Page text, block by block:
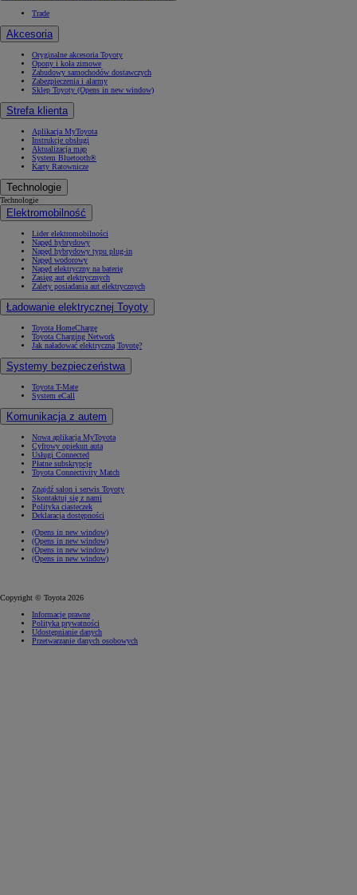
Trade
Akcesoria
Oryginalne akcesoria Toyoty
Opony i koła zimowe
Zabudowy samochodów dostawczych
Zabezpieczenia i alarmy
Sklep Toyoty (Opens in new window)
Strefa klienta
Aplikacja MyToyota
Instrukcje obsługi
Aktualizacja map
System Bluetooth®
Karty Ratownicze
Technologie
Technologie
Elektromobilność
Lider elektromobilności
Napęd hybrydowy
Napęd hybrydowy typu plug-in
Napęd wodorowy
Napęd elektryczny na baterię
Zasięg aut elektrycznych
Zalety posiadania aut elektrycznych
Ładowanie elektrycznej Toyoty
Toyota HomeCharge
Toyota Charging Network
Jak naładować elektryczną Toyotę?
Systemy bezpieczeństwa
Toyota T-Mate
System eCall
Komunikacja z autem
Nowa aplikacja MyToyota
Cyfrowy opiekun auta
Usługi Connected
Płatne subskrypcje
Toyota Connectivity Match
Znajdź salon i serwis Toyoty
Skontaktuj się z nami
Polityka ciasteczek
Deklaracja dostępności
(Opens in new window)
(Opens in new window)
(Opens in new window)
(Opens in new window)
Copyright © Toyota 2026
Informacje prawne
Polityka prywatności
Udostępnianie danych
Przetwarzanie danych osobowych